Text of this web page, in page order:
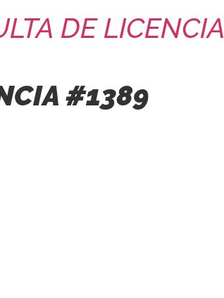
DE LICENCIA
#1389